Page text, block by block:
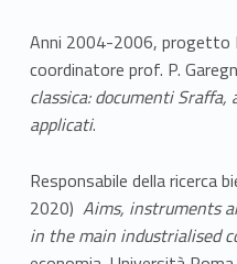
Anni 2004-2006, progetto
coordinatore prof. P.
classica: documenti
applicati.
Responsabile della ricerca
2020) Aims, instruments
in the main industrialised